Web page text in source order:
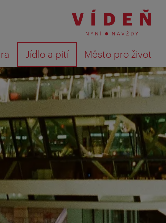
Jídlo a pití Město pro život
Výsledky
nevšední zážitky z
názoru hostů. Po skončení svého